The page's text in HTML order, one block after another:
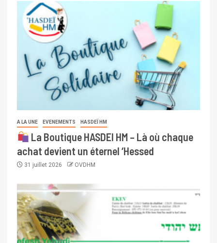
A LA UNE EVENEMENTS HASDEÏ HM
La Boutique HASDEI HM – Là où chaque
achat devient un éternel ‘Hessed
31 juillet 2026 OVDHM